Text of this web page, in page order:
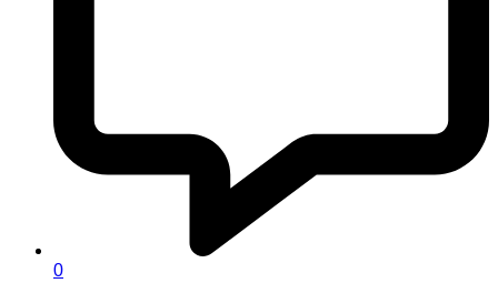
0